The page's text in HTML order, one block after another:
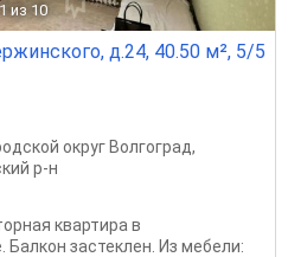
из 10
д.24, 40.50 м², 5/5
округ Волгоград,
р-н
квартира в
застеклен. Из мебели: